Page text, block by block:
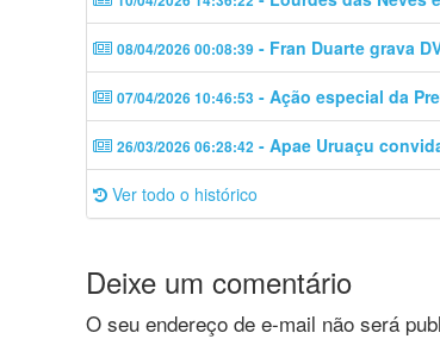
08/04/2026 00:08:39 - Fran Duarte grava
07/04/2026 10:46:53 - Ação especial da
26/03/2026 06:28:42 - Apae Uruaçu
Ver todo o histórico
Deixe um comentário
O seu endereço de e-mail não será